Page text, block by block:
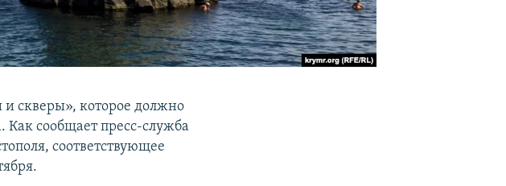
и скверы», которое должно
Как сообщает пресс-служба
соответствующее